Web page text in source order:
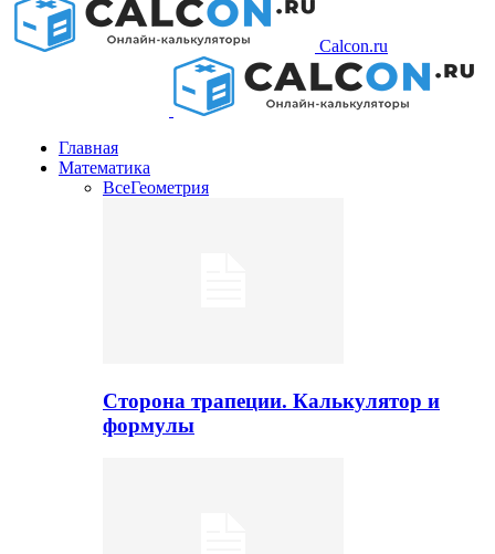
Calcon.ru
Главная
Математика
ВсеГеометрия
Сторона трапеции. Калькулятор и
формулы